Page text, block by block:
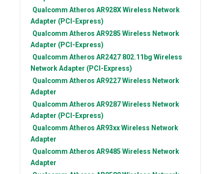
Qualcomm Atheros AR928X Wireless Network
Adapter (PCI-Express)
Qualcomm Atheros AR9285 Wireless Network
Adapter (PCI-Express)
Qualcomm Atheros AR2427 802.11bg Wireless
Network Adapter (PCI-Express)
Qualcomm Atheros AR9227 Wireless Network
Adapter
Qualcomm Atheros AR9287 Wireless Network
Adapter (PCI-Express)
Qualcomm Atheros AR93xx Wireless Network
Adapter
Qualcomm Atheros AR9485 Wireless Network
Adapter